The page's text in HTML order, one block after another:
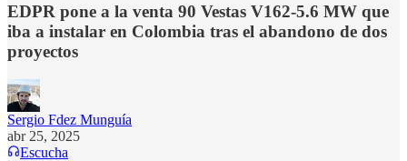
EDPR pone a la venta 90 Vestas V162-5.6 MW que
iba a instalar en Colombia tras el abandono de dos
proyectos
Sergio Fdez Munguía
abr 25, 2025
Escucha